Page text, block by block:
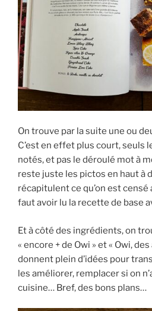
On trouve par la suite une ou
C’est en effet plus court, seuls
notés, et pas le déroulé mot à
reste juste les pictos en haut à
récapitulent ce qu’on est censé
faut avoir lu la recette de base
Et à côté des ingrédients, on
« encore + de Owi » et « Owi,
donnent plein d’idées pour
les améliorer, remplacer si on
cuisine… Bref, des bons plans…